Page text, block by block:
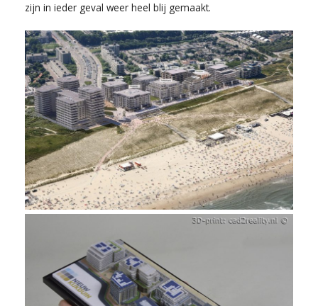
zijn in ieder geval weer heel blij gemaakt.